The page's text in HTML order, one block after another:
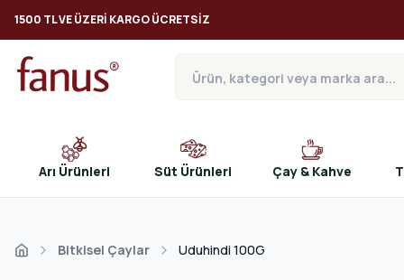
1500 TL VE ÜZERI KARGO ÜCRETSIZ
Arı Ürünleri Süt Ürünleri Çay & Kahve
Bitkisel Çaylar Uduhindi 100G